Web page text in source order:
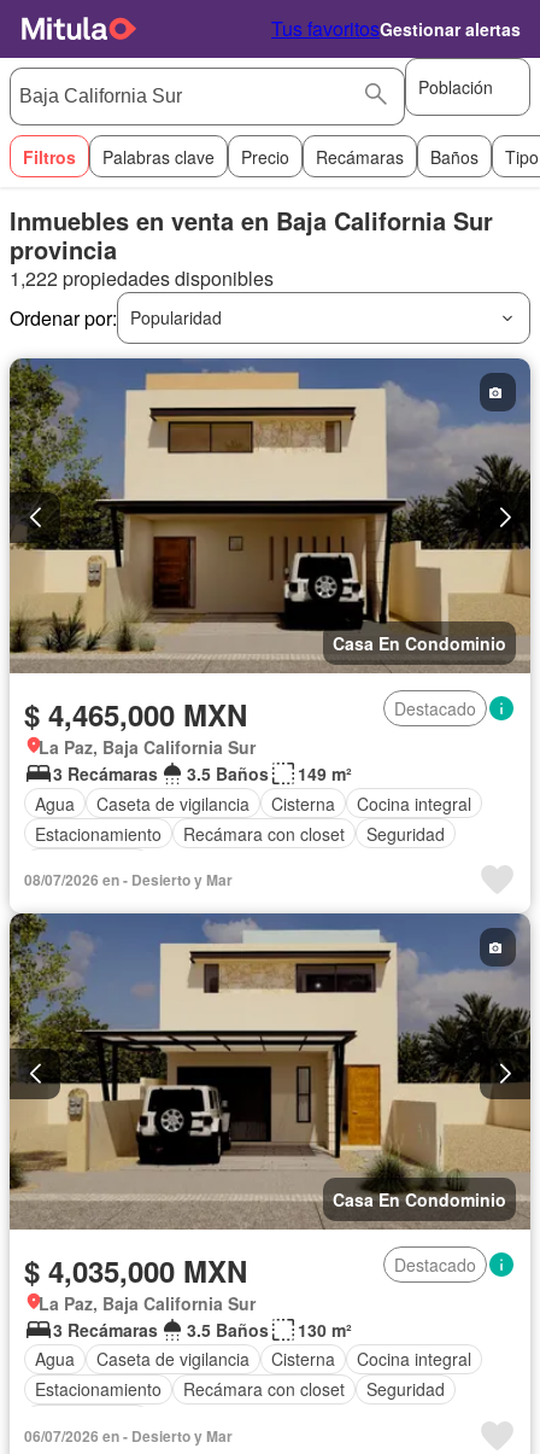
Tus favoritosGestionar alertas
Población
Filtros Palabras clave Precio Recámaras Baños
Inmuebles en venta en Baja California Sur
provincia
1,222 propiedades disponibles
Ordenar por:
Popularidad
Casa En Condominio
$ 4,465,000 MXN
Destacado
La Paz, Baja California Sur
3 Recámaras
3.5 Baños
149 m²
Agua
Caseta de vigilancia Cisterna
Cocina integral
Estacionamiento
Recámara con closet
Seguridad
08/07/2026 en - Desierto y Mar
Casa En Condominio
$ 4,035,000 MXN
Destacado
La Paz, Baja California Sur
3 Recámaras
3.5 Baños
130 m²
Agua
Caseta de vigilancia Cisterna
Cocina integral
Estacionamiento
Recámara con closet
Seguridad
06/07/2026 en - Desierto y Mar